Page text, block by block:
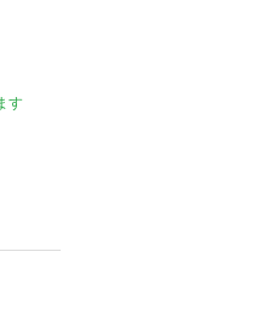
す